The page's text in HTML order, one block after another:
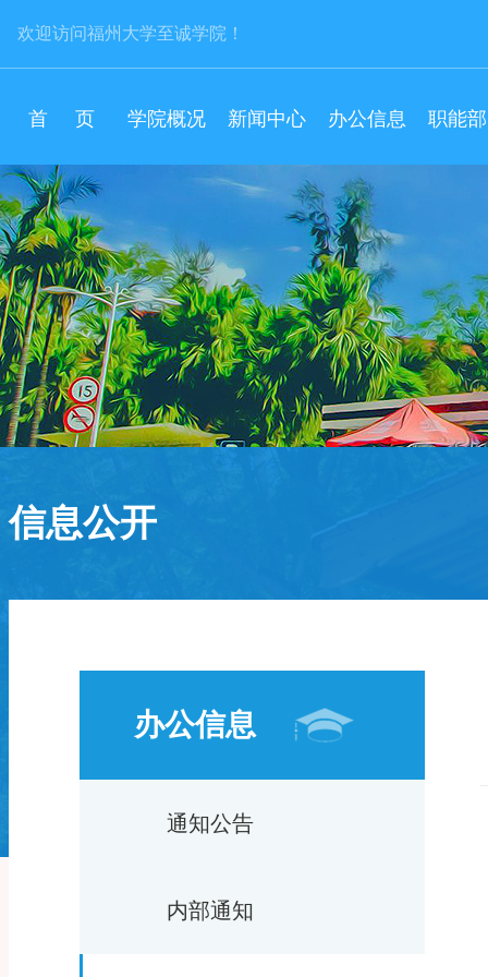
欢迎访问福州大学至诚学院！
首 页 学院概况 新闻中心 办公信息 职能
信息公开
办公信息
通知公告
内部通知